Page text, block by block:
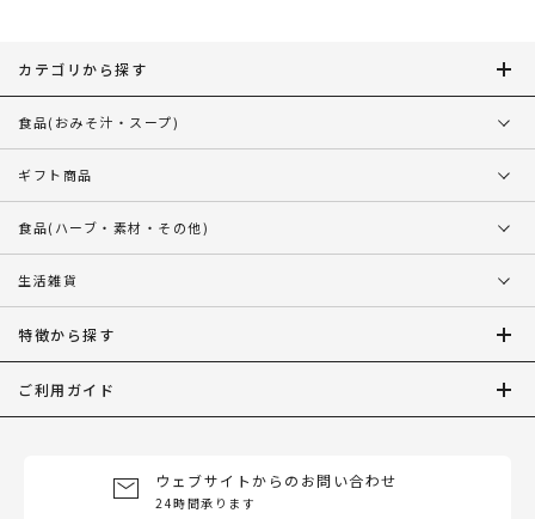
カテゴリから探す
食品(おみそ汁・スープ)
ギフト商品
食品(ハーブ・素材・その他)
生活雑貨
特徴から探す
ご利用ガイド
ウェブサイトからのお問い合わせ
24時間承ります